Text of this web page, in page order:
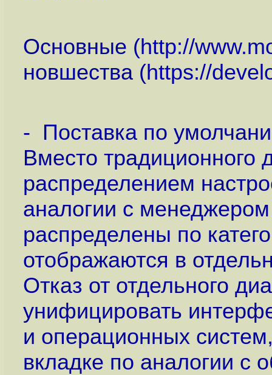
Основные (http://
новшества (https://
- Поставка по
Вместо традиционного
распределением
аналогии с
распределены по
отображаются в
Отказ от отдельного
унифицировать
и операционных
вкладке по аналогии с